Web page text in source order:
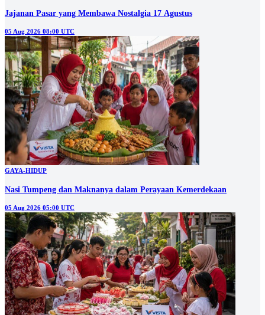
Jajanan Pasar yang Membawa Nostalgia 17 Agustus
05 Aug 2026 08:00 UTC
GAYA-HIDUP
Nasi Tumpeng dan Maknanya dalam Perayaan Kemerdekaan
05 Aug 2026 05:00 UTC